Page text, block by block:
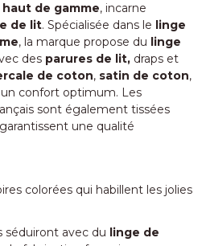
de gamme, incarne
de lit. Spécialisée dans le linge
, la marque propose du linge
des parures de lit, draps et
de coton, satin de coton,
un confort optimum. Les
sont également tissées
une qualité
colorées qui habillent les jolies
séduiront avec du linge de